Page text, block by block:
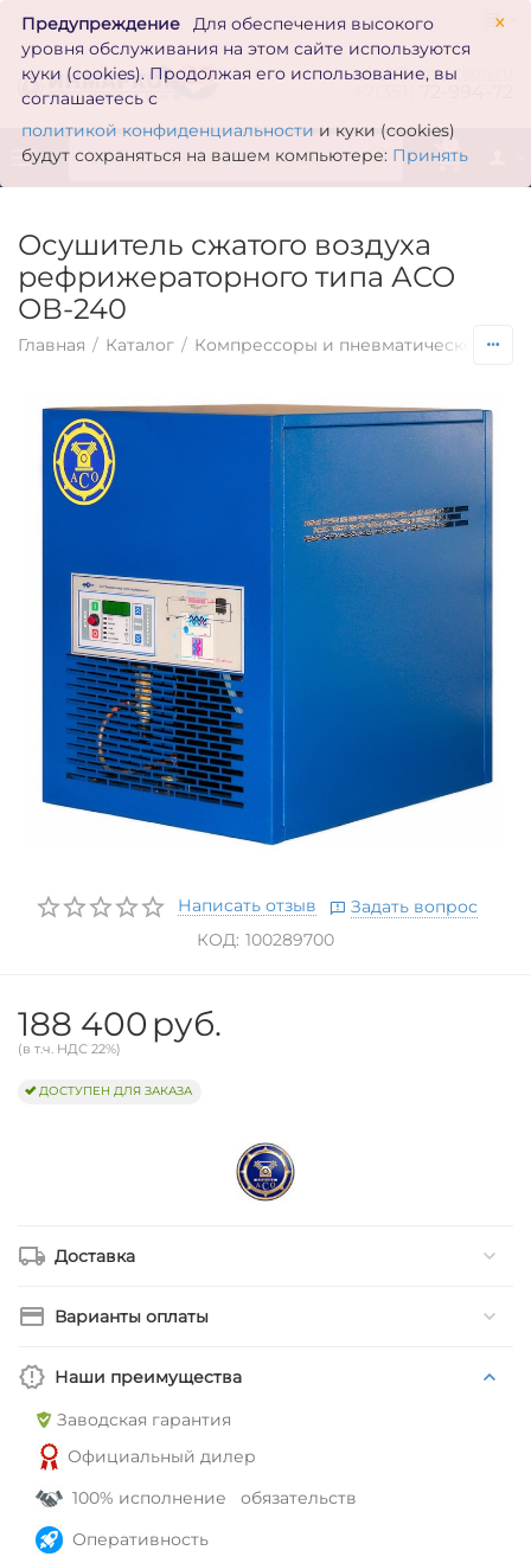
×
Предупреждение
Для обеспечения высокого
уровня обслуживания на этом сайте используются
куки (cookies). Продолжая его использование, вы
соглашаетесь с
политикой конфиденциальности и куки (cookies)
будут сохраняться на вашем компьютере: Принять
zakaz@inmarkon.ru
0
Осушитель сжатого воздуха
рефрижераторного типа АСО
ОВ-240
Главная / Каталог / Компрессоры и пневматическое
Написать отзыв
Задать вопрос
КОД: 100289700
188 400 руб.
(в т.ч. НДС 22%)
ДОСТУПЕН ДЛЯ ЗАКАЗА
Доставка
Варианты оплаты
Наши преимущества
Заводская гарантия
Официальный дилер
100% исполнение обязательств
Оперативность